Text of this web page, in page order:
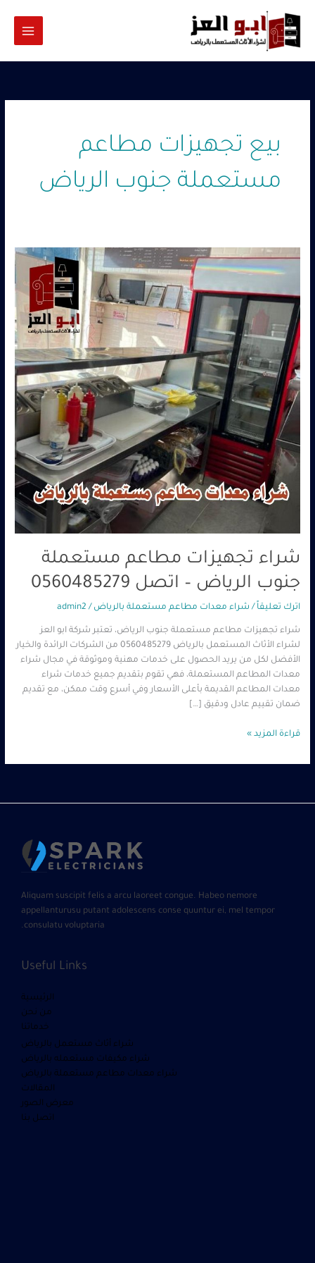
المحتوى
بيع تجهيزات مطاعم
مستعملة جنوب الرياض
شراء تجهيزات مطاعم مستعملة
جنوب الرياض – اتصل 0560485279
اترك تعليقاً / شراء معدات مطاعم مستعملة بالرياض /
admin2
شراء تجهيزات مطاعم مستعملة جنوب الرياض، تعتبر شركة ابو العز
لشراء الأثاث المستعمل بالرياض 0560485279 من الشركات الرائدة والخيار
الأفضل لكل من يريد الحصول على خدمات مهنية وموثوقة في مجال شراء
معدات المطاعم المستعملة، فهي تقوم بتقديم جميع خدمات شراء
معدات المطاعم القديمة بأعلى الأسعار وفي أسرع وقت ممكن، مع تقديم
ضمان تقييم عادل ودقيق […]
تجهيزات
مستعملة
جنوب
الرياض
–
اتصل
0560485279
قراءة المزيد »
Aliquam suscipit felis a arcu laoreet congue. Habeo nemore
appellanturusu putant adolescens conse quuntur ei, mel tempor
consulatu voluptaria.
Useful Links
الرئيسية
من نحن
خدماتنا
شراء أثاث مستعمل بالرياض
شراء مكيفات مستعمله بالرياض
شراء معدات مطاعم مستعملة بالرياض
المقالات
معرض الصور
اتصل بنا